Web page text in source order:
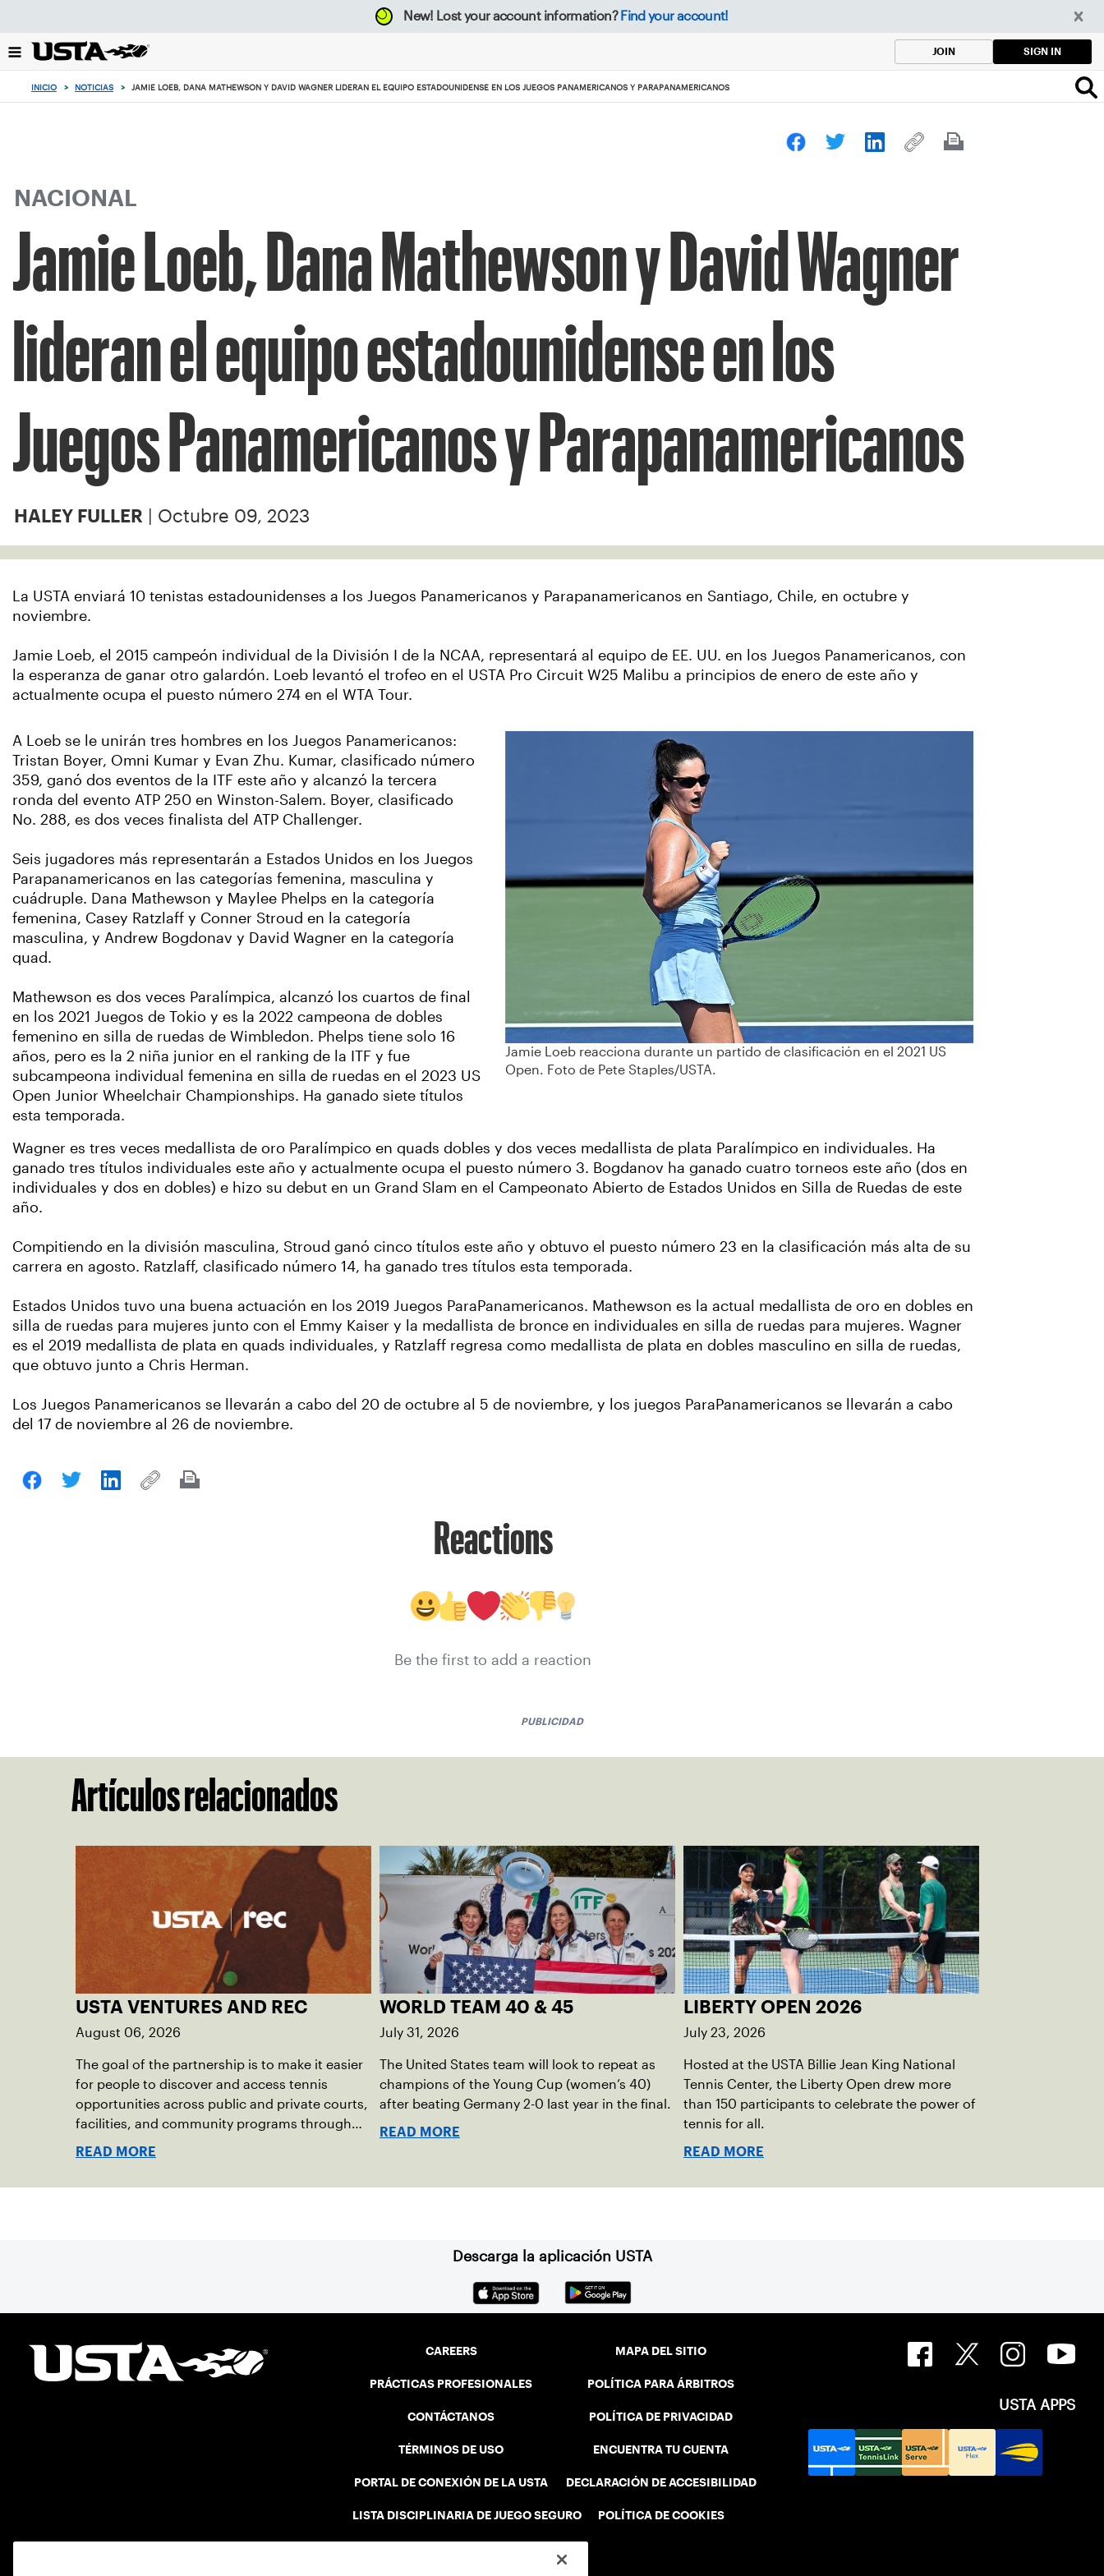
el
botón
New! Lost your account information? Find your account!
JOIN SIGN IN
INICIO > NOTICIAS > JAMIE LOEB, DANA MATHEWSON Y DAVID WAGNER LIDERAN EL EQUIPO ESTADOUNIDENSE EN LOS JUEGOS PANAMERICANOS Y PARAPANAMERICANOS
NACIONAL
Jamie Loeb, Dana Mathewson y David Wagner
lideran el equipo estadounidense en los
Juegos Panamericanos y Parapanamericanos
HALEY FULLER | Octubre 09, 2023
La USTA enviará 10 tenistas estadounidenses a los Juegos Panamericanos y Parapanamericanos en Santiago, Chile, en octubre y
noviembre.
Jamie Loeb, el 2015 campeón individual de la División I de la NCAA, representará al equipo de EE. UU. en los Juegos Panamericanos, con
la esperanza de ganar otro galardón. Loeb levantó el trofeo en el USTA Pro Circuit W25 Malibu a principios de enero de este año y
actualmente ocupa el puesto número 274 en el WTA Tour.
A Loeb se le unirán tres hombres en los Juegos Panamericanos:
Tristan Boyer, Omni Kumar y Evan Zhu. Kumar, clasificado número
359, ganó dos eventos de la ITF este año y alcanzó la tercera
ronda del evento ATP 250 en Winston-Salem. Boyer, clasificado
No. 288, es dos veces finalista del ATP Challenger.
Seis jugadores más representarán a Estados Unidos en los Juegos
Parapanamericanos en las categorías femenina, masculina y
cuádruple. Dana Mathewson y Maylee Phelps en la categoría
femenina, Casey Ratzlaff y Conner Stroud en la categoría
masculina, y Andrew Bogdonav y David Wagner en la categoría
quad.
Mathewson es dos veces Paralímpica, alcanzó los cuartos de final
en los 2021 Juegos de Tokio y es la 2022 campeona de dobles
femenino en silla de ruedas de Wimbledon. Phelps tiene solo 16
años, pero es la 2 niña junior en el ranking de la ITF y fue
subcampeona individual femenina en silla de ruedas en el 2023 US
Open Junior Wheelchair Championships. Ha ganado siete títulos
esta temporada.
Jamie Loeb reacciona durante un partido de clasificación en el 2021 US
Open. Foto de Pete Staples/USTA.
Wagner es tres veces medallista de oro Paralímpico en quads dobles y dos veces medallista de plata Paralímpico en individuales. Ha
ganado tres títulos individuales este año y actualmente ocupa el puesto número 3. Bogdanov ha ganado cuatro torneos este año (dos en
individuales y dos en dobles) e hizo su debut en un Grand Slam en el Campeonato Abierto de Estados Unidos en Silla de Ruedas de este
año.
Compitiendo en la división masculina, Stroud ganó cinco títulos este año y obtuvo el puesto número 23 en la clasificación más alta de su
carrera en agosto. Ratzlaff, clasificado número 14, ha ganado tres títulos esta temporada.
Estados Unidos tuvo una buena actuación en los 2019 Juegos ParaPanamericanos. Mathewson es la actual medallista de oro en dobles en
silla de ruedas para mujeres junto con el Emmy Kaiser y la medallista de bronce en individuales en silla de ruedas para mujeres. Wagner
es el 2019 medallista de plata en quads individuales, y Ratzlaff regresa como medallista de plata en dobles masculino en silla de ruedas,
que obtuvo junto a Chris Herman.
Los Juegos Panamericanos se llevarán a cabo del 20 de octubre al 5 de noviembre, y los juegos ParaPanamericanos se llevarán a cabo
del 17 de noviembre al 26 de noviembre.
Reactions
Be the first to add a reaction
PUBLICIDAD
Artículos relacionados
USTA VENTURES AND REC
August 06, 2026
The goal of the partnership is to make it easier
for people to discover and access tennis
opportunities across public and private courts,
facilities, and community programs through
one connected network.
READ MORE
WORLD TEAM 40 & 45
July 31, 2026
The United States team will look to repeat as
champions of the Young Cup (women’s 40)
after beating Germany 2-0 last year in the final.
READ MORE
LIBERTY OPEN 2026
July 23, 2026
Hosted at the USTA Billie Jean King National
Tennis Center, the Liberty Open drew more
than 150 participants to celebrate the power of
tennis for all.
READ MORE
Descarga la aplicación USTA
CAREERS
PRÁCTICAS PROFESIONALES
CONTÁCTANOS
TÉRMINOS DE USO
PORTAL DE CONEXIÓN DE LA USTA
LISTA DISCIPLINARIA DE JUEGO SEGURO
MAPA DEL SITIO
POLÍTICA PARA ÁRBITROS
POLÍTICA DE PRIVACIDAD
ENCUENTRA TU CUENTA
DECLARACIÓN DE ACCESIBILIDAD
POLÍTICA DE COOKIES
USTA APPS